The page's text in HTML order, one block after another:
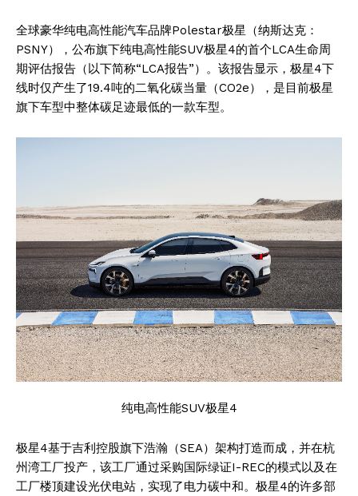
全球豪华纯电高性能汽车品牌Polestar极星（纳斯达克：
PSNY），公布旗下纯电高性能SUV极星4的首个LCA生命周
期评估报告（以下简称“LCA报告”）。该报告显示，极星4下
线时仅产生了19.4吨的二氧化碳当量（CO2e），是目前极星
旗下车型中整体碳足迹最低的一款车型。
纯电高性能SUV极星4
极星4基于吉利控股旗下浩瀚（SEA）架构打造而成，并在杭
州湾工厂投产，该工厂通过采购国际绿证I-REC的模式以及在
工厂楼顶建设光伏电站，实现了电力碳中和。极星4的许多部